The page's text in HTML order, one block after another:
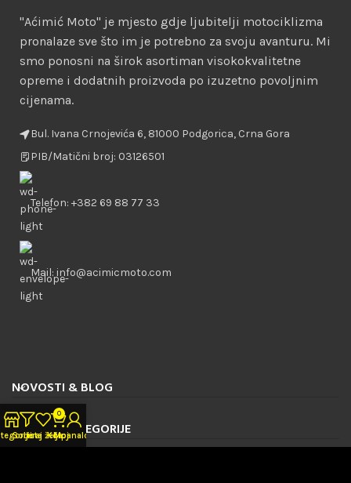
"Aćimić Moto" je mjesto gdje ljubitelji motociklizma
pronalaze sve što im je potrebno za svoju avanturu. Mi
smo ponosni na širok asortiman visokokvalitetne
opreme i dodatnih proizvoda po izuzetno povoljnim
cijenama.
Bul. Ivana Crnojevića 6, 81000 Podgorica, Crna Gora
PIB/Matični broj: 03126501
Telefon: +382 69 88 77 33
Mail: info@acimicmoto.com
NOVOSTI & BLOG
GLAVNE KATEGORIJE
Sortiraj
Lista želja
0
Korpa
Moj nalog